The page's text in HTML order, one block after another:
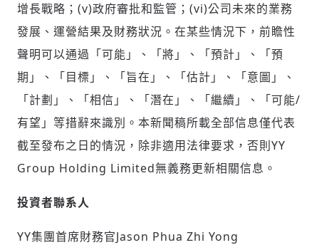
增長戰略；(v)政府審批和監管；(vi)公司未來的業務
發展、運營結果及財務狀況。在某些情況下，前瞻性
聲明可以通過「可能」、「將」、「預計」、「預
期」、「目標」、「旨在」、「估計」、「意圖」、
「計劃」、「相信」、「潛在」、「繼續」、「可能/
有望」等措辭來識別。本新聞稿所載全部信息僅代表
截至發布之日的情況，除非適用法律要求，否則YY
Group Holding Limited無義務更新相關信息。
投資者聯系人
YY集團首席財務官Jason Phua Zhi Yong